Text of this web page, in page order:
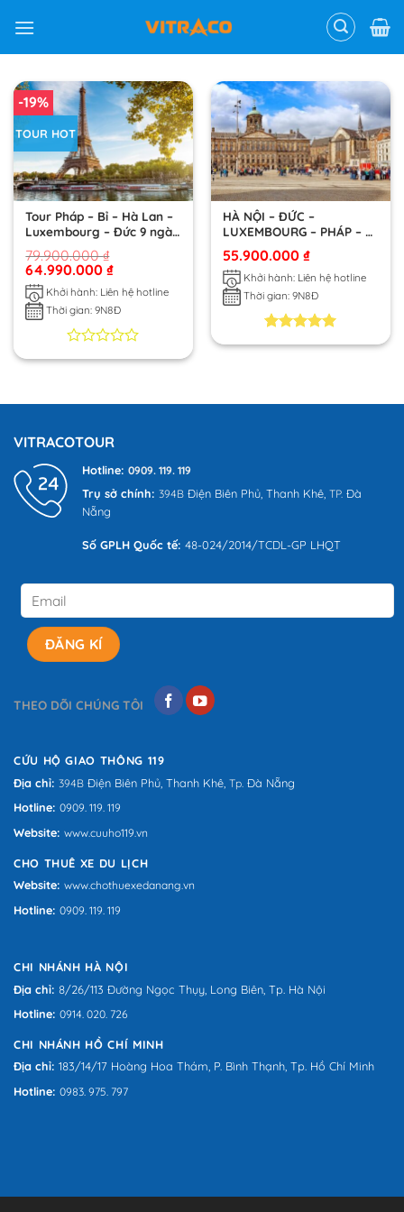
content
-19%
TOUR HOT
Tour Pháp – Bỉ – Hà Lan –
Luxembourg – Đức 9 ngày
8 đêm
79.900.000₫
64.990.000₫
Khởi hành: Liên hệ hotline
Thời gian: 9N8Đ
0
0
giá
HÀ NỘI – ĐỨC –
LUXEMBOURG – PHÁP – BỈ
– HÀ LAN – ĐỨC
55.900.000₫
Khởi hành: Liên hệ hotline
Thời gian: 9N8Đ
5.00trên 5
3
VITRACOTOUR
Hotline: 0909. 119. 119
Trụ sở chính: 394B Điện Biên Phủ, Thanh Khê, TP. Đà
Nẵng
Số GPLH Quốc tế: 48-024/2014/TCDL-GP LHQT
THEO DÕI CHÚNG TÔI
CỨU HỘ GIAO THÔNG 119
Địa chỉ: 394B Điện Biên Phủ, Thanh Khê, Tp. Đà Nẵng
Hotline: 0909. 119. 119
Website: www.cuuho119.vn
CHO THUÊ XE DU LỊCH
Website: www.chothuexedanang.vn
Hotline: 0909. 119. 119
CHI NHÁNH HÀ NỘI
Địa chỉ: 8/26/113 Đường Ngọc Thụy, Long Biên, Tp. Hà Nội
Hotline: 0914. 020. 726
CHI NHÁNH HỒ CHÍ MINH
Địa chỉ: 183/14/17 Hoàng Hoa Thám, P. Bình Thạnh, Tp. Hồ Chí Minh
Hotline: 0983. 975. 797